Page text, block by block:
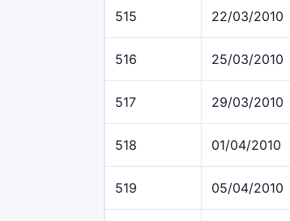
515 22/03/2010
516 25/03/2010
517 29/03/2010
518 01/04/2010
519 05/04/2010